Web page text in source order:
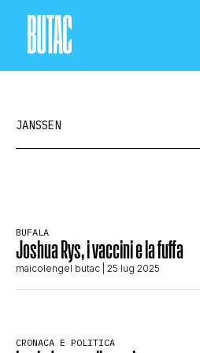
SCIENZA E TECNOLOGIA
JANSSEN
BUFALA
Joshua Rys, i vaccini e la fuffa
maicolengel butac | 25 lug 2025
CRONACA E POLITICA